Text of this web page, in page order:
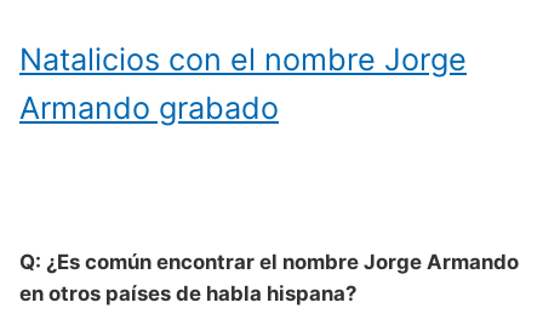
Natalicios con el nombre Jorge
Armando grabado
Q: ¿Es común encontrar el nombre Jorge Armando
en otros países de habla hispana?